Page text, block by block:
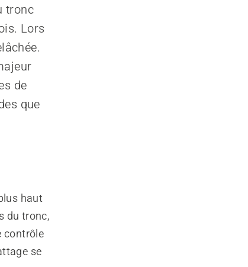
tronc
Lors
de
que
haut
du tronc,
contrôle
se